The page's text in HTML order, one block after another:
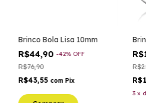
Brinco Bola Lisa 10mm
R$44,90-42% OFF
R$76,90
R$43,55 com Pix
3 x de